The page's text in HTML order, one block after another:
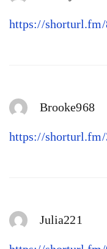
https://shorturl.fm/
Brooke968
https://
Julia221